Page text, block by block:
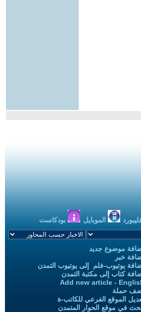
الموبايل بودكاست
موضوع جديد
خبر
يوتيوب-فلم إلى يوتيوب التمدن
كتاب إلى مكتبة التمدن
Add new article -
حملة
الموقع الفرعي للكاتب-ة
في موقع الحوار المتمدن